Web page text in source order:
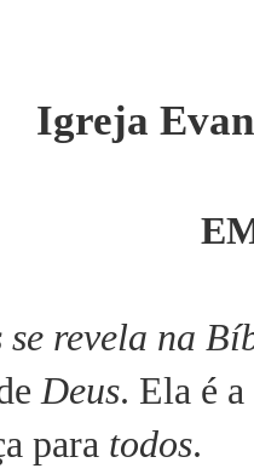
Igreja
se revela na
Deus. Ela é
para todos.